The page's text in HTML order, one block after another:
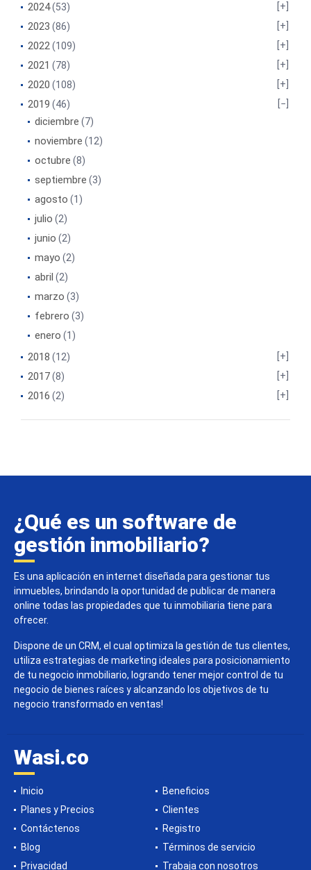
2024(53)
2023 (86)
2022(109)
2021 (78)
2020 (108)
2019 (46)
diciembre (7)
noviembre (12)
octubre (8)
septiembre (3)
agosto (1)
julio (2)
junio (2)
mayo (2)
abril (2)
marzo (3)
febrero (3)
enero (1)
2018 (12)
2017(8)
2016 (2)
¿Qué es un software de
gestión inmobiliario?
Es una aplicación en internet diseñada para gestionar tus
inmuebles, brindando la oportunidad de publicar de manera
online todas las propiedades que tu inmobiliaria tiene para
ofrecer.
Dispone de un CRM, el cual optimiza la gestión de tus clientes,
utiliza estrategias de marketing ideales para posicionamiento
de tu negocio inmobiliario, logrando tener mejor control de tu
negocio de bienes raíces y alcanzando los objetivos de tu
negocio transformado en ventas!
Wasi.co
Inicio
Beneficios
Planes y Precios
Clientes
Contáctenos
Registro
Blog
Términos de servicio
Privacidad
Trabaja con nosotros